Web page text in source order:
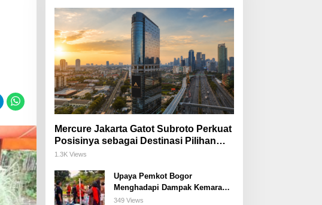
Mercure Jakarta Gatot Subroto Perkuat
Posisinya sebagai Destinasi Pilihan
untuk Bisnis, Staycation, Meeting, dan
1.3K Views
Upaya Pemkot Bogor
Menghadapi Dampak Kemarau
Panjang
349 Views